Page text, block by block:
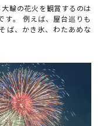
輪の花火を観賞するのは
す。 例えば、屋台巡りも
ば、かき氷、わたあめな